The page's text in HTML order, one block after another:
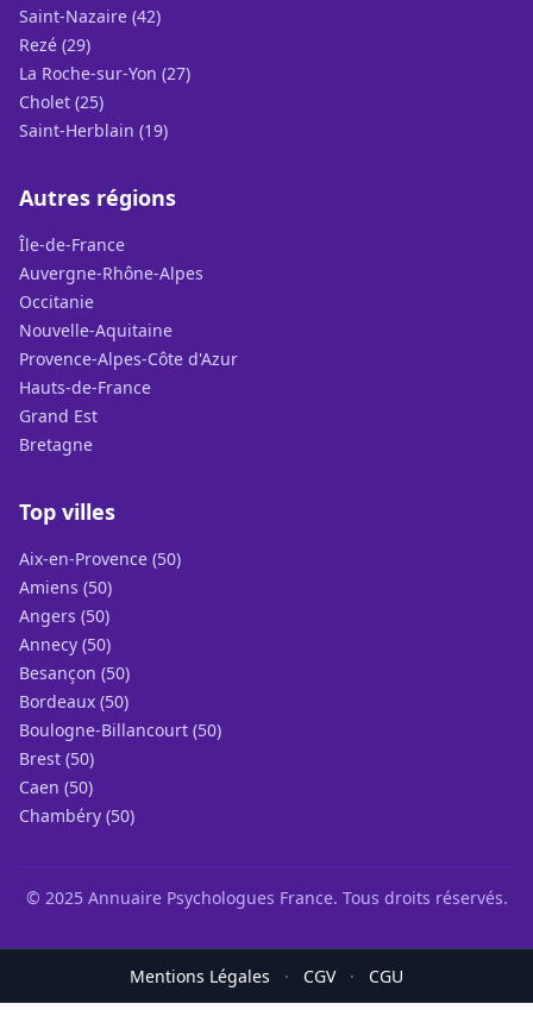
Saint-Nazaire (42)
Rezé (29)
La Roche-sur-Yon (27)
Cholet (25)
Saint-Herblain (19)
Autres régions
Île-de-France
Auvergne-Rhône-Alpes
Occitanie
Nouvelle-Aquitaine
Provence-Alpes-Côte d'Azur
Hauts-de-France
Grand Est
Bretagne
Top villes
Aix-en-Provence (50)
Amiens (50)
Angers (50)
Annecy (50)
Besançon (50)
Bordeaux (50)
Boulogne-Billancourt (50)
Brest (50)
Caen (50)
Chambéry (50)
© 2025 Annuaire Psychologues France. Tous droits réservés.
Mentions Légales · CGV · CGU